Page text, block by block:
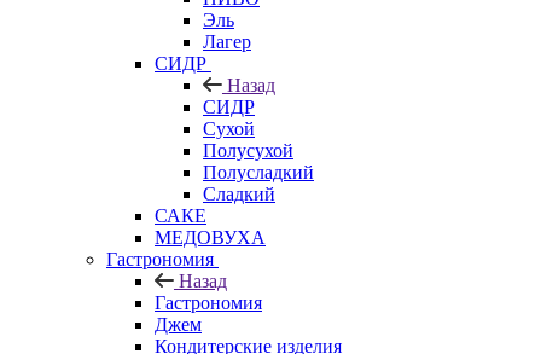
Эль
Лагер
СИДР
Назад
СИДР
Сухой
Полусухой
Полусладкий
Сладкий
САКЕ
МЕДОВУХА
Гастрономия
Назад
Гастрономия
Джем
Кондитерские изделия